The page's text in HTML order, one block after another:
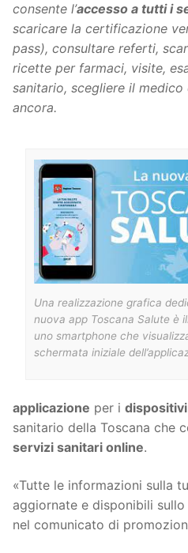
consente l’accesso a tutti i
scaricare la certificazione
pass), consultare referti,
ricette per farmaci, visite,
sanitario, scegliere il
ancora.
Una realizzazione grafica
nuova app Toscana Salute è
uno smartphone che
schermata iniziale
applicazione per i
sanitario della Toscana che
servizi sanitari online.
«Tutte le informazioni sulla
aggiornate e disponibili
nel comunicato di